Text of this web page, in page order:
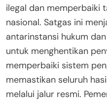
ilegal dan memperbaiki
nasional. Satgas ini
antarinstansi hukum
untuk menghentikan
memperbaiki sistem
memastikan seluruh
melalui jalur resmi.